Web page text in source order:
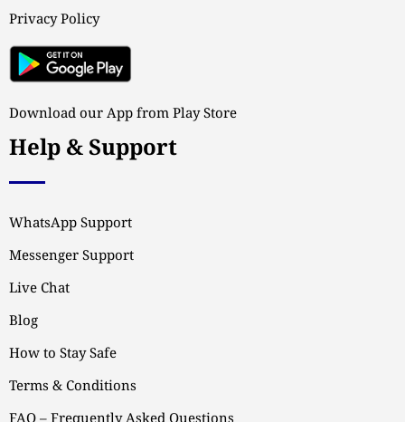
Privacy Policy
Download our App from Play Store
Help & Support
WhatsApp Support
Messenger Support
Live Chat
Blog
How to Stay Safe
Terms & Conditions